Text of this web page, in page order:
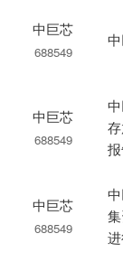
中巨芯
688549
中巨芯
688549
中巨芯
688549